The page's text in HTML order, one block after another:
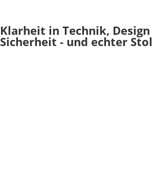
Klarheit in Technik,
Sicherheit - und echter